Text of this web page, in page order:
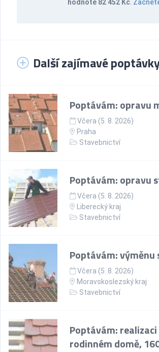
hodnotě 82 452 Kč
Další zajímavé
Poptávám: opravu
Včera (5. 8. 2026)
Praha
Stavebnictví
Poptávám: opravu
Včera (5. 8. 2026)
Liberecký kraj
Stavebnictví
Poptávám:
Včera (5. 8. 2026)
Moravskoslezský kraj
Stavebnictví
Poptávám:
rodinném domě,